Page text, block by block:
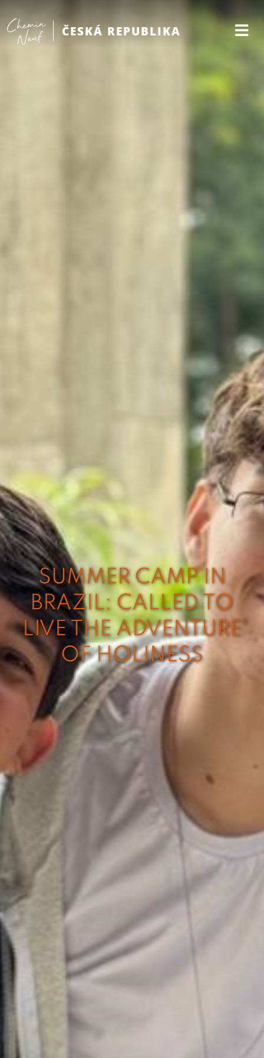
ČESKÁ REPUBLIKA
SUMMER CAMP IN
BRAZIL: CALLED TO
LIVE THE ADVENTURE
OF HOLINESS